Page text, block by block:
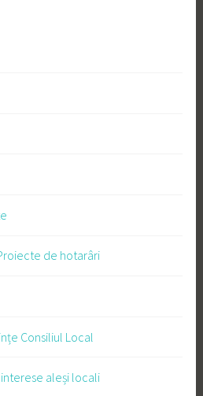
de hotarâri
Consiliul Local
aleși locali